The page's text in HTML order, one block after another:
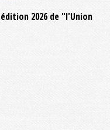
2026 de "l'Union